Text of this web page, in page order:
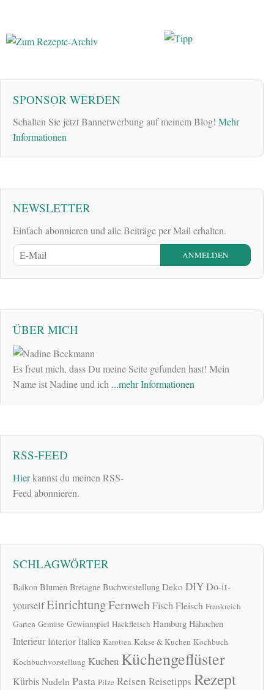
SPONSOR WERDEN
Schalten Sie jetzt Bannerwerbung auf meinem Blog! Mehr
Informationen
NEWSLETTER
Einfach abonnieren und alle Beiträge per Mail erhalten.
ÜBER MICH
Es freut mich, dass Du meine Seite gefunden hast! Mein
Name ist Nadine und ich ...mehr Informationen
RSS-FEED
Hierkannst du meinen RSS-
Feed abonnieren.
SCHLAGWÖRTER
Balkon Blumen Bretagne Buchvorstellung Deko DIYDo-it-
yourselfEinrichtungFernwehFischFleisch Frankreich
Garten Gemüse Gewinnspiel Hackfleisch Hamburg Hähnchen
Interieur Interior Italien Karotten Kekse & Kuchen Kochbuch
Kochbuchvorstellung Kuchen Küchengeflüster
KürbisNudeln Pasta Pilze Reisen Reisetipps Rezept